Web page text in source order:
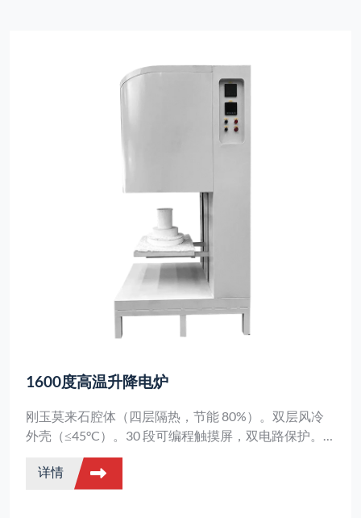
1600度高温升降电炉
刚玉莫来石腔体（四层隔热，节能 80%）。双层风冷
外壳（≤45°C）。30 段可编程触摸屏，双电路保护。
50 公斤装载平台（5-30 秒提升速度）。耐酸碱机身、
阶梯式密封、气体入口、远程控制。安全、高效、用户
详情